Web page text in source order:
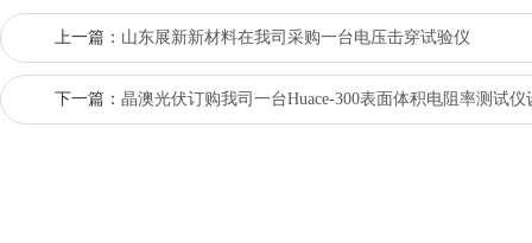
上一篇： 山东展新新材料在我司采购一台电压击穿试验仪
下一篇： 晶澳光伏订购我司一台Huace-300表面体积电阻率测试仪